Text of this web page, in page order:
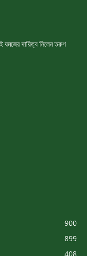
যমজের দায়িত্ব নিলেন তরুণ
900
899
408